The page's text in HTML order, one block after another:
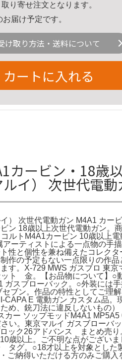
り寄せ注文となります。
届け予定です。
け取り方法・送料について
カートに入れる
カービン・18歳
イ） 次世代電
） 次世代電動ガン M4A1 カー
ン 18歳以上次世代電動ガン。
ルトM4A1カービン 10歳以上
アーティストによる一点物の
性と個性を兼ね備えたコレク
作の予定もない一点限りの
ます。X-729 MWS ガスブロ
金。【お品物について】○動
ガスブローバック。○外装には
セブン。作品の特性としてご
CAPA E 電動ガン カスタム品
ため、銃刀法に違反しないもの
カー ソップモッドM4A1
い。東京マルイ ガスブローバ
ック26アドバンス まとめ売り
歳以上。ご不明な点がござ
。○18才以上を対象とした製
ご納得いただける方のみご購